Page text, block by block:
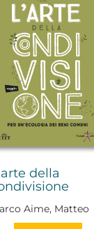
della
Aime, Matteo
Remo Bodei,